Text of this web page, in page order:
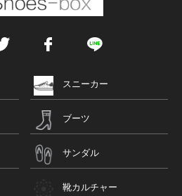
スニーカー
ブーツ
サンダル
靴カルチャー